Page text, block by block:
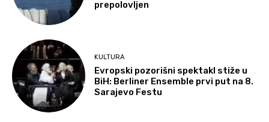
prepolovljen
KULTURA
Evropski pozorišni spektakl stiže u
BiH: Berliner Ensemble prvi put na 8.
Sarajevo Festu